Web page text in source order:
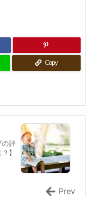
Copy
の評
】
Prev